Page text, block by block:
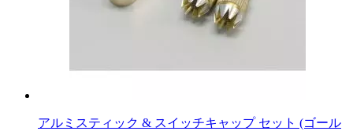
アルミスティック & スイッチキャップ セット (ゴール